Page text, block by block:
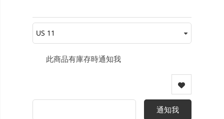
此商品有庫存時通知我
通知我